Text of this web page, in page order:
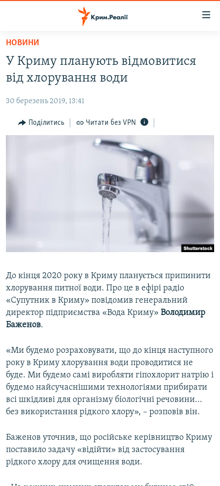
Перейти
основного
матеріалу
до
навігації
Перейти
ВОДА.КРИМ
ВІДЕО ТА ФОТО
ПОЛІТИКА
БЛОГИ
ЯК ОБІЙТИ БЛОКУВАННЯ
Русский
Qırımtatar
ДОЛУЧАЙСЯ!
Усі сайти RFE/RL
НОВИНИ
У Криму планують відмовитися
від хлорування води
30 березень 2019, 13:41
Поділитись Читати без VPN
До кінця 2020 року в Криму планується припинити
хлорування питної води. Про це в ефірі радіо
«Супутник в Криму» повідомив генеральний
директор підприємства «Вода Криму» Володимир
Баженов.
«Ми будемо розраховувати, що до кінця наступного
року в Криму хлорування води проводитися не
буде. Ми будемо самі виробляти гіпохлорит натрію і
будемо найсучаснішими технологіями прибирати
всі шкідливі для організму біологічні речовини...
без використання рідкого хлору», – розповів він.
Баженов уточнив, що російське керівництво Криму
поставило задачу «відійти» від застосування
рідкого хлору для очищення води.